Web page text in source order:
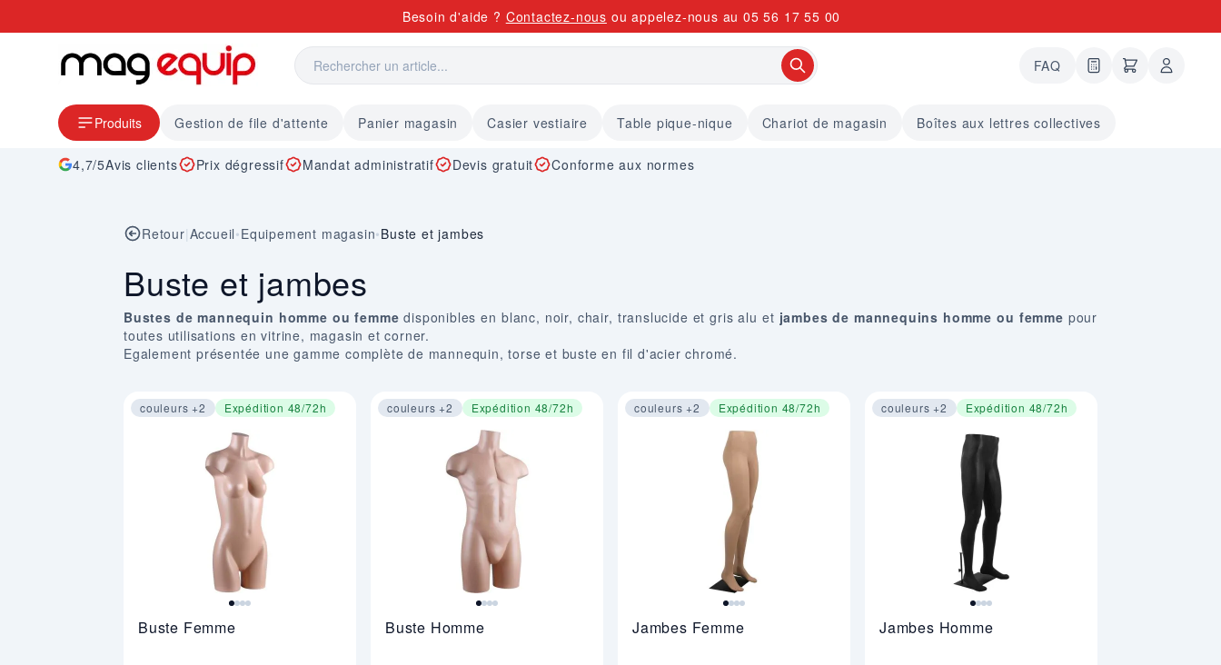
Besoin d'aide ? Contactez-nous ou appelez-nous au 05 56 17 55 00
FAQ 0 articles dans le
undefined
Produits Gestion de file d'attente Panier magasin Casier vestiaire Table pique-nique Chariot de magasin Boîtes aux lettres collectives
4,7/5Avis clients Prix dégressif Mandat administratif Devis gratuit Conforme aux normes
Retour|Accueil•Equipement magasin•Buste et jambes
Buste et jambes
Bustes de mannequin homme ou femme disponibles en blanc, noir, chair, translucide et gris alu et jambes de mannequins homme ou femme pour
toutes utilisations en vitrine, magasin et corner.
Egalement présentée une gamme complète de mannequin, torse et buste en fil d'acier chromé.
couleurs +2 Expédition 48/72h
Image 1 sur 4
Buste Femme
couleurs +2 Expédition 48/72h
Image 1 sur 4
Buste Homme
couleurs +2 Expédition 48/72h
Image 1 sur 4
Jambes Femme
couleurs +2 Expédition 48/72h
Image 1 sur 4
Jambes Homme